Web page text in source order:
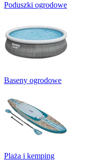
Poduszki ogrodowe
Baseny ogrodowe
Plaża i kemping